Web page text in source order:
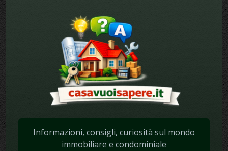
Informazioni, consigli, curiosità sul mondo
immobiliare e condominiale